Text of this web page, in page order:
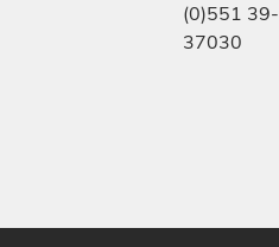
(0)551 39-
37030